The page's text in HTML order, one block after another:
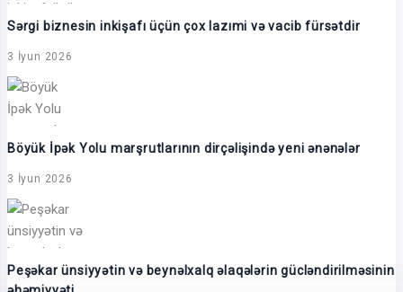
Sərgi biznesin inkişafı üçün çox lazımi və vacib fürsətdir
3 İyun 2026
Böyük İpək Yolu marşrutlarının dirçəlişində yeni ənənələr
3 İyun 2026
Peşəkar ünsiyyətin və beynəlxalq əlaqələrin gücləndirilməsinin